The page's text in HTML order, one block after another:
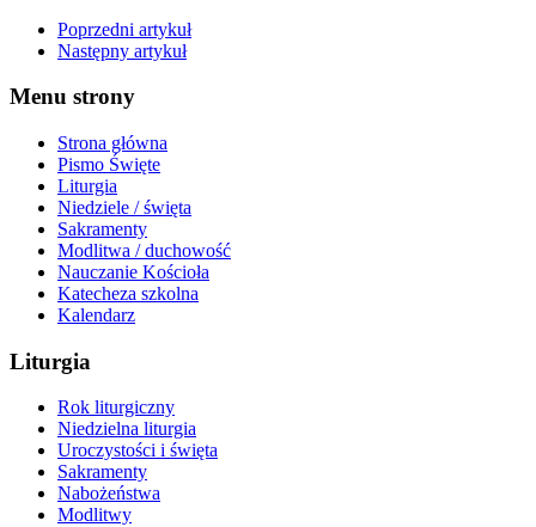
Poprzedni artykuł
Następny artykuł
Menu strony
Strona główna
Pismo Święte
Liturgia
Niedziele / święta
Sakramenty
Modlitwa / duchowość
Nauczanie Kościoła
Katecheza szkolna
Kalendarz
Liturgia
Rok liturgiczny
Niedzielna liturgia
Uroczystości i święta
Sakramenty
Nabożeństwa
Modlitwy